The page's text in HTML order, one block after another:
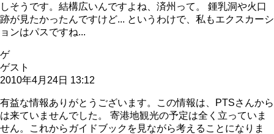
しそうです。結構広いんですよね、済州って。 鍾乳洞や火口
跡が見たかったんですけど... というわけで、私もエクスカーシ
ョンはパスですね...
ゲ
ゲスト
2010年4月24日 13:12
有益な情報ありがとうございます。この情報は、PTSさんから
は来ていませんでした。 寄港地観光の予定は全く立っていま
せん。これからガイドブックを見ながら考えることになりま